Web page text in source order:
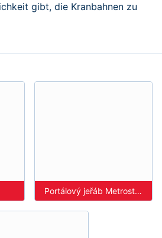
gibt, die Kranbahnen zu
Portálový jeřáb Metrostav